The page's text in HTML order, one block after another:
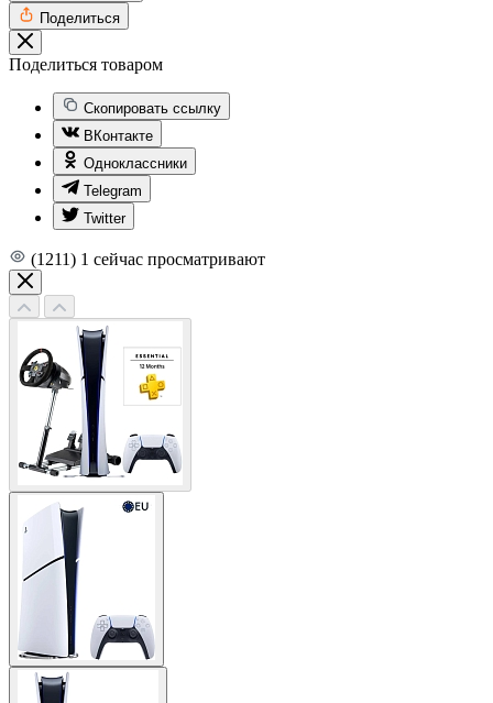
Поделиться
Поделиться товаром
Скопировать ссылку
ВКонтакте
Одноклассники
Telegram
Twitter
(1211) 1 сейчас просматривают